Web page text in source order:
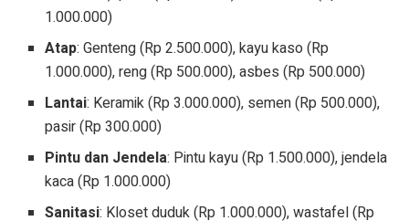
1.000.000)
Atap: Genteng (Rp 2.500.000), kayu kaso (Rp
1.000.000), reng (Rp 500.000), asbes (Rp 500.000)
Lantai: Keramik (Rp 3.000.000), semen (Rp 500.000),
pasir (Rp 300.000)
Pintu dan Jendela: Pintu kayu (Rp 1.500.000), jendela
kaca (Rp 1.000.000)
Sanitasi: Kloset duduk (Rp 1.000.000), wastafel (Rp